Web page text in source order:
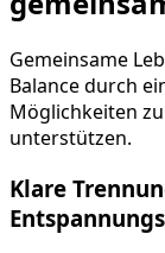
Gemeinsame
Balance durch
Möglichkeiten
unterstützen.
Klare